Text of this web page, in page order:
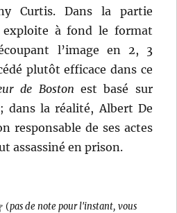
Curtis. Dans la partie
exploite à fond le format
l’image en 2, 3
plutôt efficace dans ce
de Boston est basé sur
dans la réalité, Albert De
responsable de ses actes
assassiné en prison.
(pas de note pour l'instant, vous